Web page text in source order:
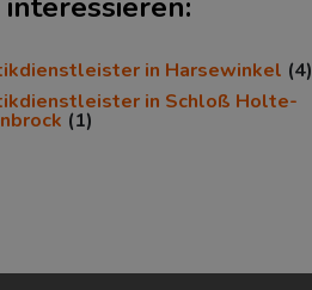
in Harsewinkel (4)
in Schloß Holte-
(1)